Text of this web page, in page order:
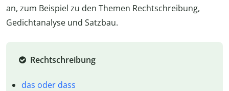
an, zum Beispiel zu den Themen Rechtschreibung,
Gedichtanalyse und Satzbau.
Rechtschreibung
das oder dass